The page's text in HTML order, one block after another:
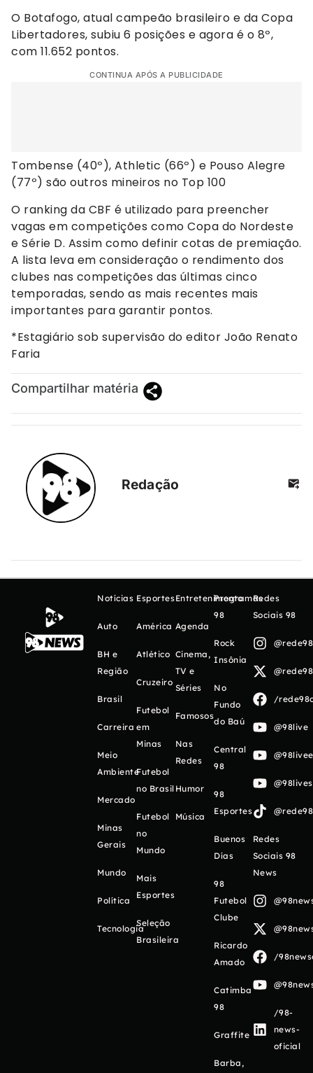
O Botafogo, atual campeão brasileiro e da Copa
Libertadores, subiu 6 posições e agora é o 8º,
com 11.652 pontos.
CONTINUA APÓS A PUBLICIDADE
Tombense (40º), Athletic (66º) e Pouso Alegre
(77º) são outros mineiros no Top 100
O ranking da CBF é utilizado para preencher
vagas em competições como Copa do Nordeste
e Série D. Assim como definir cotas de premiação.
A lista leva em consideração o rendimento dos
clubes nas competições das últimas cinco
temporadas, sendo as mais recentes mais
importantes para garantir pontos.
*Estagiário sob supervisão do editor João Renato
Faria
Compartilhar matéria
Redação
Notícias
Auto
BH e
Região
Brasil
Carreira
Meio
Ambiente
Mercado
Minas
Gerais
Mundo
Política
Tecnologia
Esportes
América
Atlético
Cruzeiro
Futebol
em
Minas
Futebol
no Brasil
Futebol
no
Mundo
Mais
Esportes
Seleção
Brasileira
Entretenimento
Agenda
Cinema,
TV e
Séries
Famosos
Nas
Redes
Humor
Música
Programas
98
Rock
Insônia
No
Fundo
do Baú
Central
98
98
Esportes
Buenos
Días
98
Futebol
Clube
Ricardo
Amado
Catimba
98
Graffite
Barba,
Redes
Sociais 98
/
@98live
Redes
Sociais 98
News
/
/98-
news-
oficial